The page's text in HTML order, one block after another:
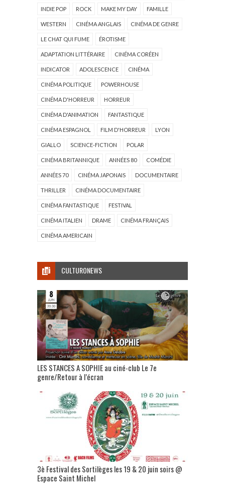
INDIE POP ROCK MAKE MY DAY FAMILLE
WESTERN CINÉMA ANGLAIS CINÉMA DE GENRE
LE CHAT QUI FUME ÉROTISME
ADAPTATION LITTÉRAIRE CINÉMA CORÉEN
INDICATOR ADOLESCENCE CINÉMA
CINÉMA POLITIQUE POWERHOUSE
CINÉMA D'HORREUR HORREUR
CINÉMA D'ANIMATION FANTASTIQUE
CINÉMA ESPAGNOL FILM D'HORREUR LYON
GIALLO SCIENCE-FICTION POLAR
CINÉMA BRITANNIQUE ANNÉES 80 COMÉDIE
ANNÉES 70 CINÉMA JAPONAIS DOCUMENTAIRE
THRILLER CINÉMA DOCUMENTAIRE
CINÉMA FANTASTIQUE FESTIVAL
CINÉMA ITALIEN DRAME CINÉMA FRANÇAIS
CINÉMA AMERICAIN
CULTURONEWS
LES STANCES A SOPHIE au ciné-club Le 7e
genre/Retour à l’écran
3è Festival des Sortilèges les 19 & 20 juin soirs @
Espace Saint Michel